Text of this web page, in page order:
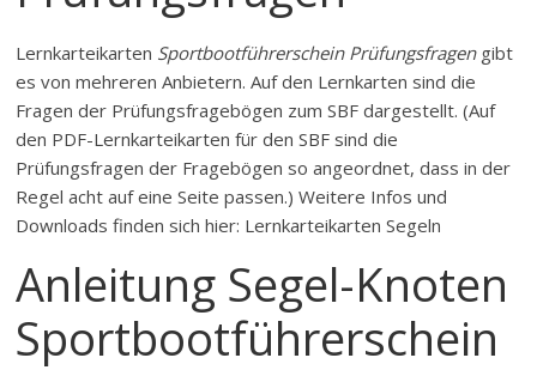
Lernkarteikarten Sportbootführerschein Prüfungsfragengibt
es von mehreren Anbietern. Auf den Lernkarten sind die
Fragen der Prüfungsfragebögen zum SBF dargestellt. (Auf
den PDF-Lernkarteikarten für den SBF sind die
Prüfungsfragen der Fragebögen so angeordnet, dass in der
Regel acht auf eine Seite passen.) Weitere Infos und
Downloads finden sich hier: Lernkarteikarten Segeln
Anleitung Segel-Knoten
Sportbootführerschein